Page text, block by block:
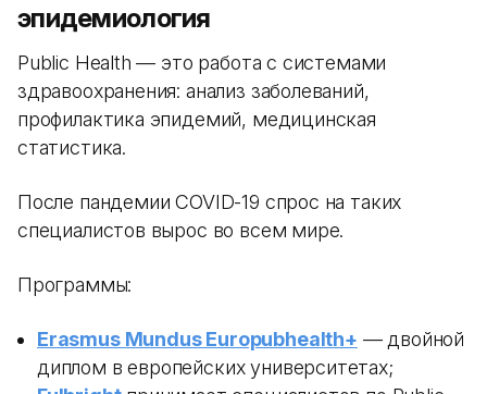
эпидемиология
Public Health — это работа с системами
здравоохранения: анализ заболеваний,
профилактика эпидемий, медицинская
статистика.
После пандемии COVID-19 спрос на таких
специалистов вырос во всем мире.
Программы:
Erasmus Mundus Europubhealth+ — двойной
диплом в европейских университетах;